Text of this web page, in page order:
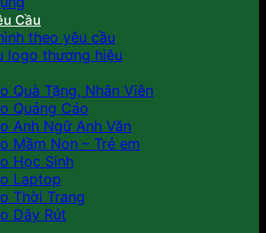
Cầu
theo yêu cầu
logo thương hiệu
Quà Tặng, Nhân Viên
Quảng Cáo
Anh Ngữ Anh Văn
Mầm Non – Trẻ em
Học Sinh
Laptop
Thời Trang
Dây Rút